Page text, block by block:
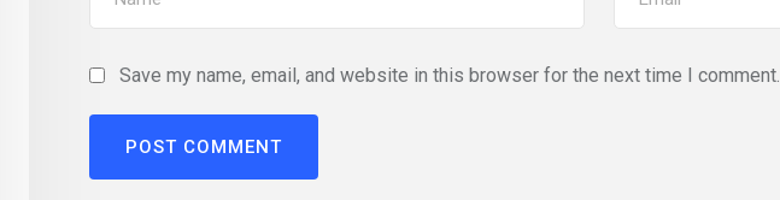
Save my name, email, and website in this browser for the next time I comment.